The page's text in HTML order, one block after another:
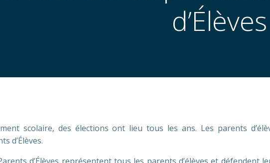
d’Élèves
scolaire, des élections ont lieu tous les ans. Les parents
d’Élèves.